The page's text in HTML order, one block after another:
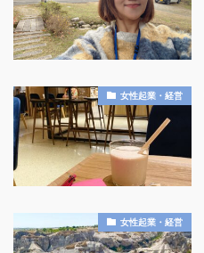
女性起業・経営
女性起業・経営